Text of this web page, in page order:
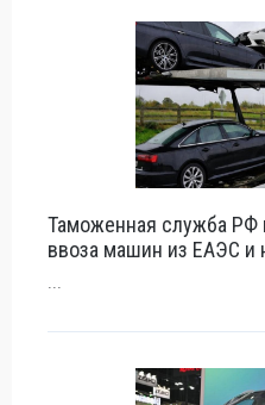
Таможенная служба РФ
ввоза машин из ЕАЭС и
...